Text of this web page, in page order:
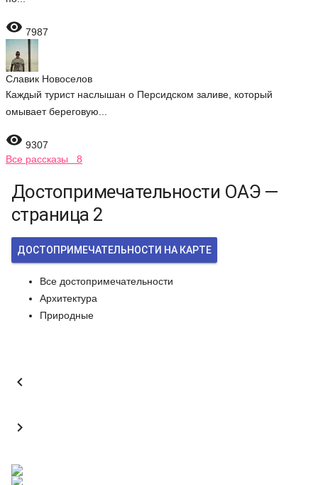
 7987
Славик Новоселов
Каждый турист наслышан о Персидском заливе, который
омывает береговую...
 9307
Все рассказы 8
Достопримечательности ОАЭ —
страница 2
ДОСТОПРИМЕЧАТЕЛЬНОСТИ НА КАРТЕ
Все достопримечательности
Архитектура
Природные

